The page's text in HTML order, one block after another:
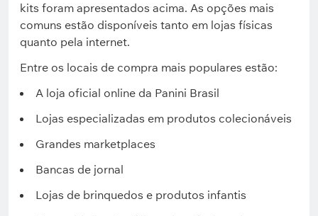
kits foram apresentados acima. As opções mais
comuns estão disponíveis tanto em lojas físicas
quanto pela internet.
Entre os locais de compra mais populares estão:
A loja oficial online da Panini Brasil
Lojas especializadas em produtos colecionáveis
Grandes marketplaces
Bancas de jornal
Lojas de brinquedos e produtos infantis